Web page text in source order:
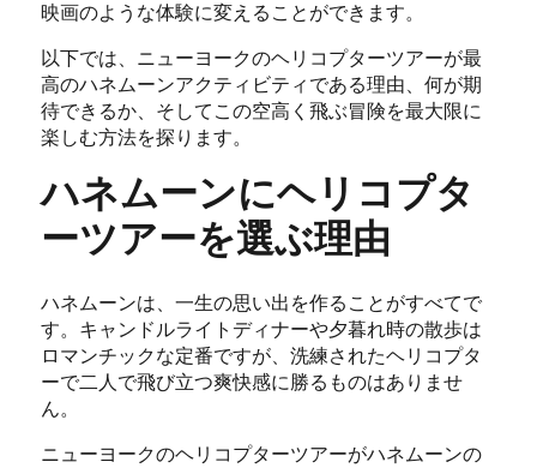
映画のような体験に変えることができます。
以下では、ニューヨークのヘリコプターツアーが最
高のハネムーンアクティビティである理由、何が期
待できるか、そしてこの空高く飛ぶ冒険を最大限に
楽しむ方法を探ります。
ハネムーンにヘリコプタ
ーツアーを選ぶ理由
ハネムーンは、一生の思い出を作ることがすべてで
す。キャンドルライトディナーや夕暮れ時の散歩は
ロマンチックな定番ですが、洗練されたヘリコプタ
ーで二人で飛び立つ爽快感に勝るものはありませ
ん。
ニューヨークのヘリコプターツアーがハネムーンの